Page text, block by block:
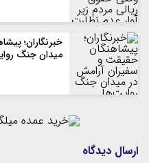
خبرنگاران؛
میدان جنگ
ارسال دیدگاه